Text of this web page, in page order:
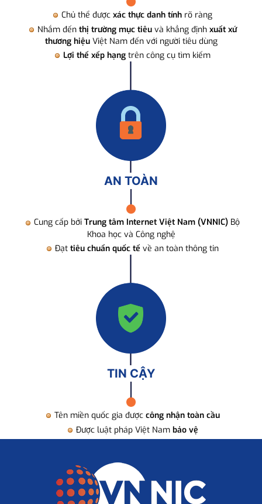
Chủ thể được xác thực danh tính rõ ràng
Nhắm đến thị trường mục tiêuvà khẳng định xuất xứ
thương hiệuViệt Nam đến với người tiêu dùng
Lợi thế xếp hạng trên công cụ tìm kiếm
AN TOÀN
Cung cấp bởi Trung tâm Internet Việt Nam (VNNIC) Bộ
Khoa học và Công nghệ
Đạt tiêu chuẩn quốc tế về an toàn thông tin
TIN CẬY
Tên miền quốc gia được công nhận toàn cầu
Được luật pháp Việt Nam bảo vệ